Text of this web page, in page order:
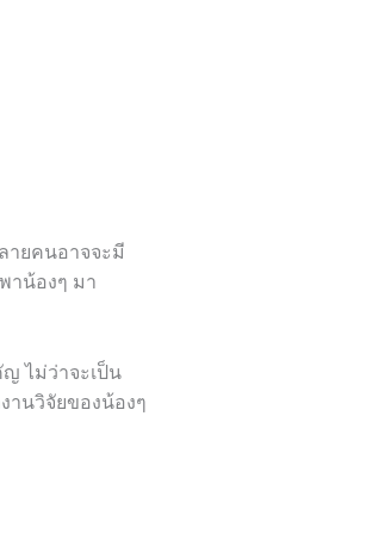
ายคนอาจจะมี
าน้องๆ มา
ไม่ว่าจะเป็น
านวิจัยของน้องๆ